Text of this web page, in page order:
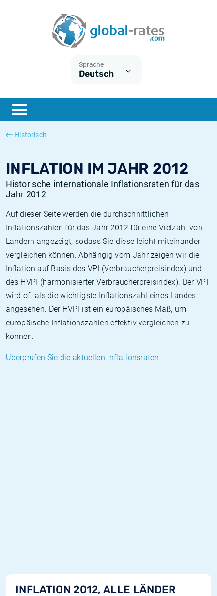
Sprache
Deutsch
Historisch
INFLATION IM JAHR 2012
Historische internationale Inflationsraten für das
Jahr 2012
Auf dieser Seite werden die durchschnittlichen
Inflationszahlen für das Jahr 2012 für eine Vielzahl von
Ländern angezeigt, sodass Sie diese leicht miteinander
vergleichen können. Abhängig vom Jahr zeigen wir die
Inflation auf Basis des VPI (Verbraucherpreisindex) und
des HVPI (harmonisierter Verbraucherpreisindex). Der VPI
wird oft als die wichtigste Inflationszahl eines Landes
angesehen. Der HVPI ist ein europäisches Maß, um
europäische Inflationszahlen effektiv vergleichen zu
können.
Überprüfen Sie die aktuellen Inflationsraten
INFLATION 2012, ALLE LÄNDER
ESTER
SONIA
Was ist die VPI-Inflation?
Was ist die HVPI-Inflation?
Deutsche inflation
Europäische inflation
Historische Euribor-Sätze
Historische ESTER-Sätze
Historische SOFR-Sätze
Historische SONIA-Sätze
Inflationsrechner